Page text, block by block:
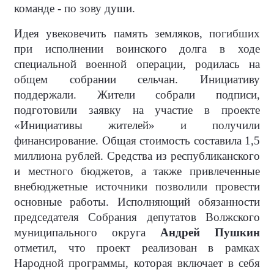
команде - по зову души.
Идея увековечить память земляков, погибших
при исполнении воинского долга в ходе
специальной военной операции, родилась на
общем собрании сельчан. Инициативу
поддержали. Жители собрали подписи,
подготовили заявку на участие в проекте
«Инициативы жителей» и получили
финансирование. Общая стоимость составила 1,5
миллиона рублей. Средства из республиканского
и местного бюджетов, а также привлеченные
внебюджетные источники позволили провести
основные работы. Исполняющий обязанности
председателя Собрания депутатов Волжского
муниципального округа Андрей Пушкин
отметил, что проект реализован в рамках
Народной программы, которая включает в себя